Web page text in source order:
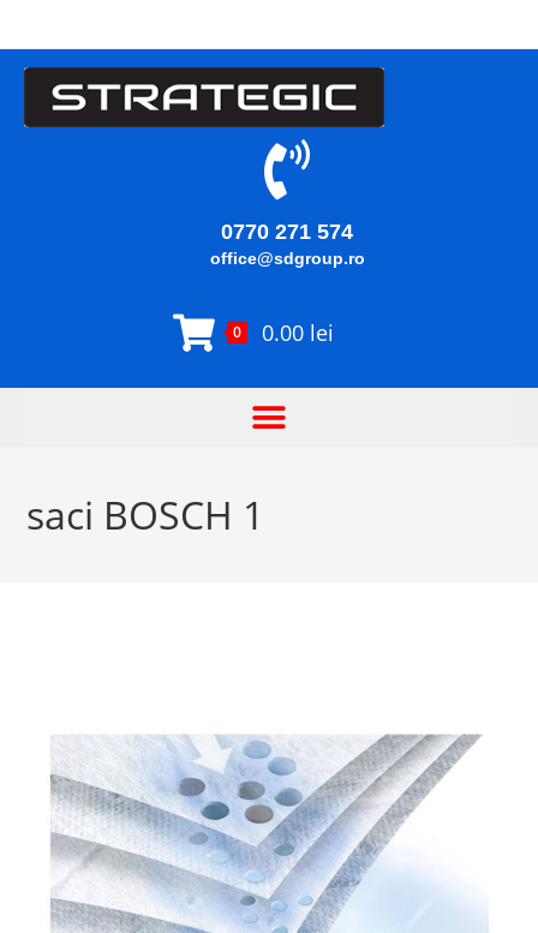
0770 271 574
office@sdgroup.ro
0 0.00 lei
saci BOSCH 1